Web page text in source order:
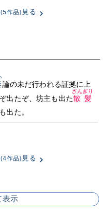
(5作品) 見る
論の未だ行われる証拠に上
出たぞ、坊主も出た散髪
ざんぎり
出た。
(4作品) 見る
表示